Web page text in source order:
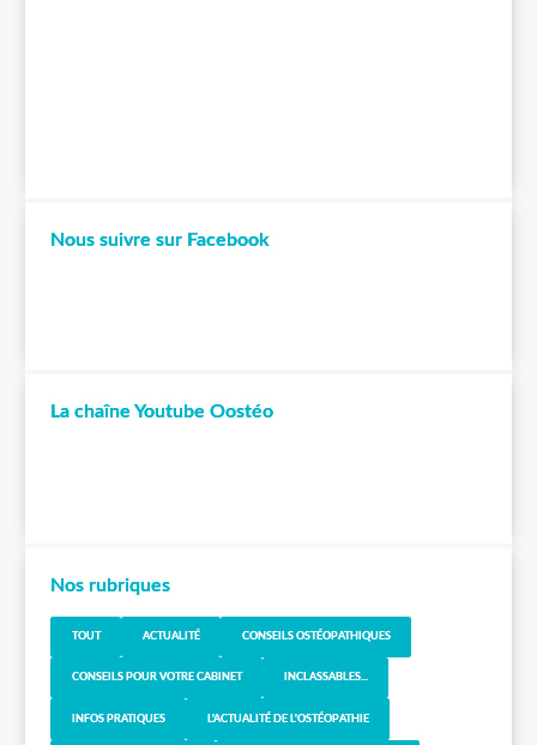
Nous suivre sur Facebook
La chaîne Youtube Oostéo
Nos rubriques
TOUT ACTUALITÉ CONSEILS OSTÉOPATHIQUES
CONSEILS POUR VOTRE CABINET INCLASSABLES...
INFOS PRATIQUES L'ACTUALITÉ DE L'OSTÉOPATHIE